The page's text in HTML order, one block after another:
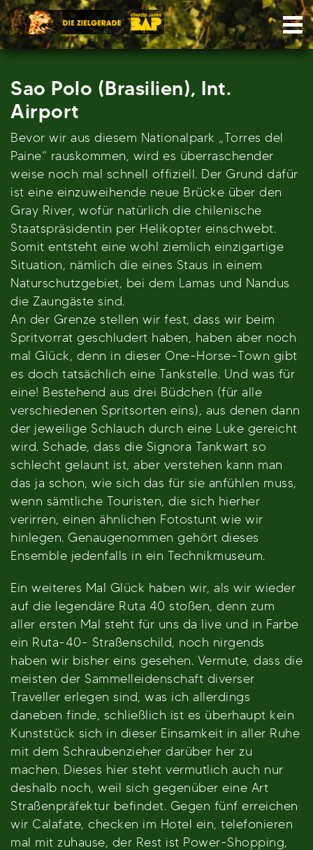
Skip
to
content
Sao Polo (Brasilien), Int.
Airport
Bevor wir aus diesem Nationalpark „Torres del
Paine“ rauskommen, wird es überraschender
weise noch mal schnell offiziell. Der Grund dafür
ist eine einzuweihende neue Brücke über den
Gray River, wofür natürlich die chilenische
Staatspräsidentin per Helikopter einschwebt.
Somit entsteht eine wohl ziemlich einzigartige
Situation, nämlich die eines Staus in einem
Naturschutzgebiet, bei dem Lamas und Nandus
die Zaungäste sind.
An der Grenze stellen wir fest, dass wir beim
Spritvorrat geschludert haben, haben aber noch
mal Glück, denn in dieser One-Horse-Town gibt
es doch tatsächlich eine Tankstelle. Und was für
eine! Bestehend aus drei Büdchen (für alle
verschiedenen Spritsorten eins), aus denen dann
der jeweilige Schlauch durch eine Luke gereicht
wird. Schade, dass die Signora Tankwart so
schlecht gelaunt ist, aber verstehen kann man
das ja schon, wie sich das für sie anfühlen muss,
wenn sämtliche Touristen, die sich hierher
verirren, einen ähnlichen Fotostunt wie wir
hinlegen. Genaugenommen gehört dieses
Ensemble jedenfalls in ein Technikmuseum.
Ein weiteres Mal Glück haben wir, als wir wieder
auf die legendäre Ruta 40 stoßen, denn zum
aller ersten Mal steht für uns da live und in Farbe
ein Ruta-40- Straßenschild, noch nirgends
haben wir bisher eins gesehen. Vermute, dass die
meisten der Sammelleidenschaft diverser
Traveller erlegen sind, was ich allerdings
daneben finde, schließlich ist es überhaupt kein
Kunststück sich in dieser Einsamkeit in aller Ruhe
mit dem Schraubenzieher darüber her zu
machen. Dieses hier steht vermutlich auch nur
deshalb noch, weil sich gegenüber eine Art
Straßenpräfektur befindet. Gegen fünf erreichen
wir Calafate, checken im Hotel ein, telefonieren
mal mit zuhause, der Rest ist Power-Shopping,